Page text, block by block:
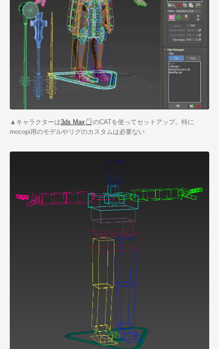
▲キャラクターは3ds Max
のCATを使ってセットアップ。特に
mocopi用のモデルやリグのカスタムは必要ない